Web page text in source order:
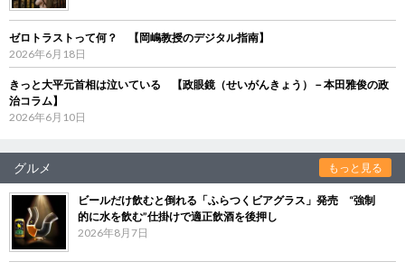
ゼロトラストって何？ 【岡嶋教授のデジタル指南】
2026年6月18日
きっと大平元首相は泣いている 【政眼鏡（せいがんきょう）－本田雅俊の政
治コラム】
2026年6月10日
グルメ もっと見る
ビールだけ飲むと倒れる「ふらつくビアグラス」発売 “強制
的に水を飲む”仕掛けで適正飲酒を後押し
2026年8月7日